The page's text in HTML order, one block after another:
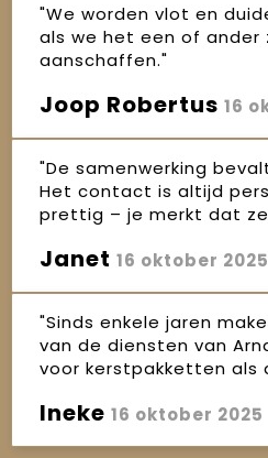
"We worden vlot en
als we het een of ander
aanschaffen."
Joop Robertus 16
"De samenwerking
Het contact is altijd
prettig – je merkt dat ze
Janet 16 oktober 2025
"Sinds enkele jaren
van de diensten van
voor kerstpakketten als
Ineke 16 oktober 2025